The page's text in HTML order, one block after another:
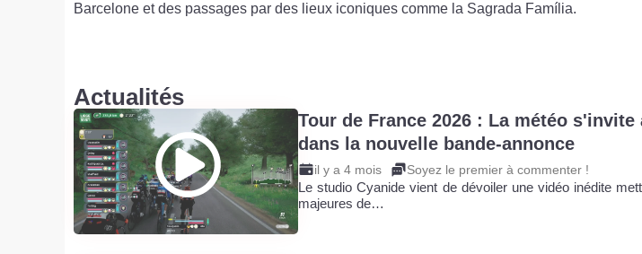
Barcelone et des passages par des lieux iconiques comme la Sagrada Família.
Actualités
Tour de France 2026 : La météo
dans la nouvelle bande-annonce
il y a 4 mois Soyez le premier à commenter !
Le studio Cyanide vient de dévoiler une vidéo inédite
majeures de…